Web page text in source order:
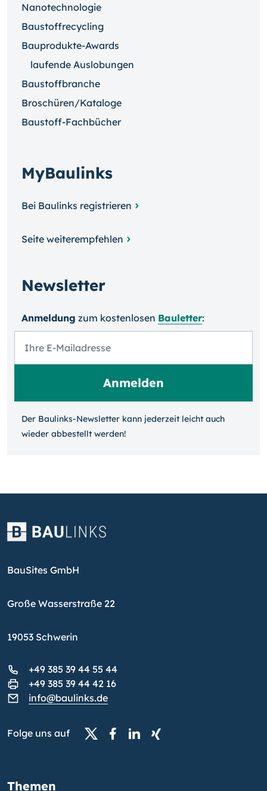
Nanotechnologie
Baustoffrecycling
Bauprodukte-Awards
laufende Auslobungen
Baustoffbranche
Broschüren/Kataloge
Baustoff-Fachbücher
MyBaulinks
Bei Baulinks registrieren
Seite weiterempfehlen
Newsletter
Anmeldung zum kosten­losen Bauletter:
Der Baulinks-Newsletter kann jeder­zeit leicht auch
wieder ab­bestellt werden!
BauSites GmbH
Große Wasserstraße 22
19053 Schwerin
+49 385 39 44 55 44
+49 385 39 44 42 16
info@baulinks.de
Folge uns auf
Themen